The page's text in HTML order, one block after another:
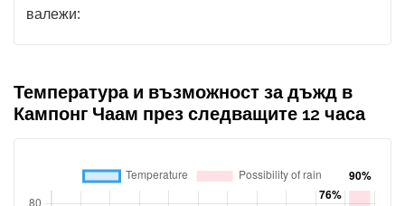
валежи:
Температура и възможност за дъжд в
Кампонг Чаам през следващите 12 часа